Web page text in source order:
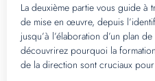
La deuxième partie vous guide à
de mise en œuvre, depuis
jusqu’à l’élaboration d’un plan
découvrirez pourquoi la
de la direction sont cruciaux